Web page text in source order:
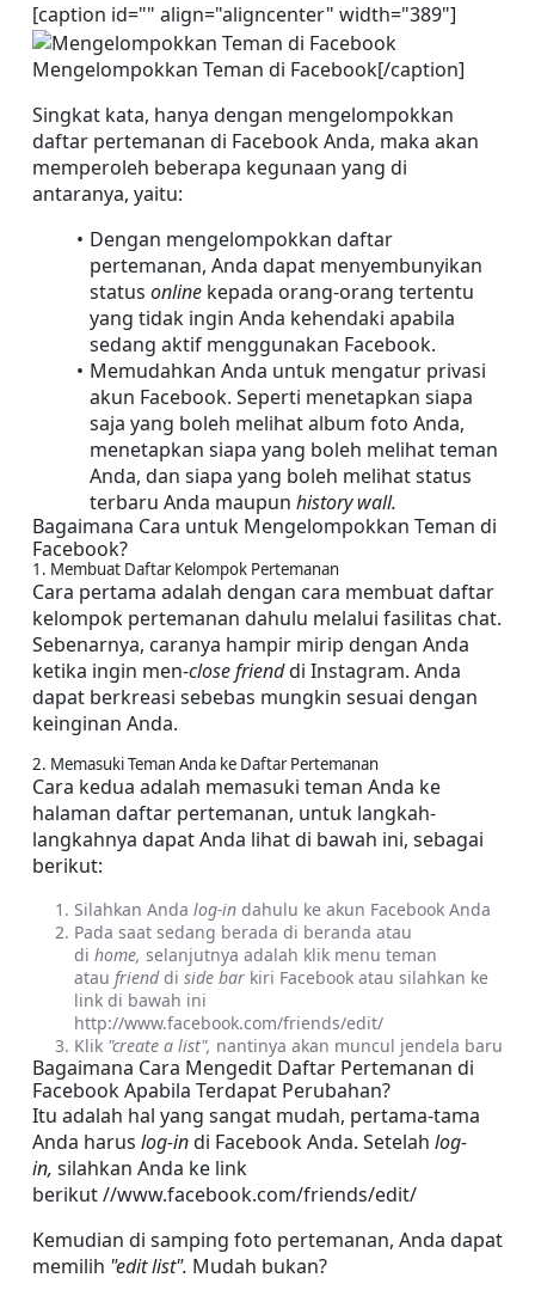
[caption id="" align="aligncenter" width="389"]
Mengelompokkan Teman di Facebook[/caption]
Singkat kata, hanya dengan mengelompokkan
daftar pertemanan di Facebook Anda, maka akan
memperoleh beberapa kegunaan yang di
antaranya, yaitu:
Dengan mengelompokkan daftar
pertemanan, Anda dapat menyembunyikan
status online kepada orang-orang tertentu
yang tidak ingin Anda kehendaki apabila
sedang aktif menggunakan Facebook.
Memudahkan Anda untuk mengatur privasi
akun Facebook. Seperti menetapkan siapa
saja yang boleh melihat album foto Anda,
menetapkan siapa yang boleh melihat teman
Anda, dan siapa yang boleh melihat status
terbaru Anda maupun history wall.
Bagaimana Cara untuk Mengelompokkan Teman di
Facebook?
1. Membuat Daftar Kelompok Pertemanan
Cara pertama adalah dengan cara membuat daftar
kelompok pertemanan dahulu melalui fasilitas chat.
Sebenarnya, caranya hampir mirip dengan Anda
ketika ingin men-close friend di Instagram. Anda
dapat berkreasi sebebas mungkin sesuai dengan
keinginan Anda.
2. Memasuki Teman Anda ke Daftar Pertemanan
Cara kedua adalah memasuki teman Anda ke
halaman daftar pertemanan, untuk langkah-
langkahnya dapat Anda lihat di bawah ini, sebagai
berikut:
Silahkan Anda log-in dahulu ke akun Facebook Anda
Pada saat sedang berada di beranda atau
di home, selanjutnya adalah klik menu teman
atau friend di side bar kiri Facebook atau silahkan ke
link di bawah ini
http://www.facebook.com/friends/edit/
Klik "create a list", nantinya akan muncul jendela baru
Bagaimana Cara Mengedit Daftar Pertemanan di
Facebook Apabila Terdapat Perubahan?
Itu adalah hal yang sangat mudah, pertama-tama
Anda harus log-in di Facebook Anda. Setelah log-
in, silahkan Anda ke link
berikut //www.facebook.com/friends/edit/
Kemudian di samping foto pertemanan, Anda dapat
memilih "edit list". Mudah bukan?